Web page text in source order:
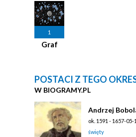
1
Graf
POSTACI Z TEGO
W BIOGRAMY.PL
Andrzej
ok. 1591 - 1657-05-
święty